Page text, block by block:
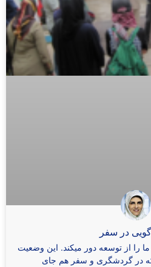
در سفر
ما را از توسعه دور میکند. این وضعیت
در گردشگری و سفر هم جای